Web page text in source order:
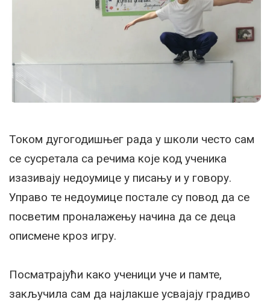
Током дугогодишњег рада у школи често сам
се сусретала са речима које код ученика
изазивају недоумице у писању и у говору.
Управо те недоумице постале су повод да се
посветим проналажењу начина да се деца
описмене кроз игру.
Посматрајући како ученици уче и памте,
закључила сам да најлакше усвајају градиво